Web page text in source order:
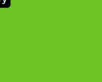
р.
на свой